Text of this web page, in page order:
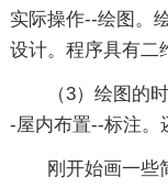
实际操作--绘图。
设计。程序具有二
（3）绘图的
-屋内布置--标注。
刚开始画一些